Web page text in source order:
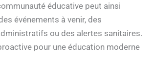
éducative peut ainsi
événements à venir, des
ou des alertes sanitaires.
pour une éducation moderne